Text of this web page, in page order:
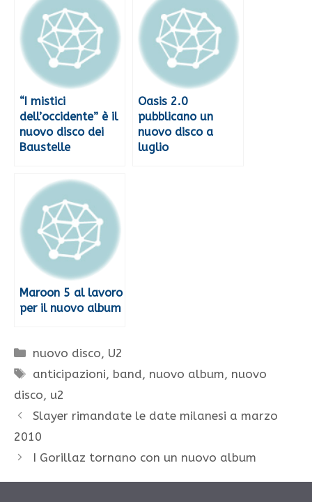
“I mistici
dell’occidente” è il
nuovo disco dei
Baustelle
Oasis 2.0
pubblicano un
nuovo disco a
luglio
Maroon 5 al lavoro
per il nuovo album
Categorie
nuovo disco, U2
Tag
anticipazioni, band, nuovo album, nuovo
disco, u2
Slayer rimandate le date milanesi a marzo
2010
I Gorillaz tornano con un nuovo album